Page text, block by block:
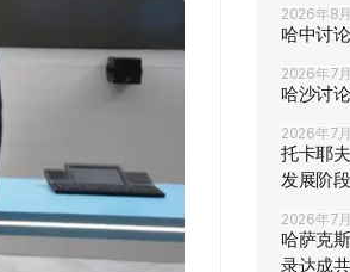
2026年8
哈中讨
2026年7
哈沙讨
2026年7
托卡耶
发展阶段
2026年7
哈萨克
录达成